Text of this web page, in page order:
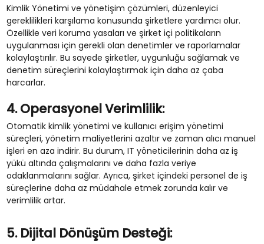
Kimlik Yönetimi ve yönetişim çözümleri, düzenleyici
gereklilikleri karşılama konusunda şirketlere yardımcı olur.
Özellikle veri koruma yasaları ve şirket içi politikaların
uygulanması için gerekli olan denetimler ve raporlamalar
kolaylaştırılır. Bu sayede şirketler, uygunluğu sağlamak ve
denetim süreçlerini kolaylaştırmak için daha az çaba
harcarlar.
4. Operasyonel Verimlilik:
Otomatik kimlik yönetimi ve kullanıcı erişim yönetimi
süreçleri, yönetim maliyetlerini azaltır ve zaman alıcı manuel
işleri en aza indirir. Bu durum, IT yöneticilerinin daha az iş
yükü altında çalışmalarını ve daha fazla veriye
odaklanmalarını sağlar. Ayrıca, şirket içindeki personel de iş
süreçlerine daha az müdahale etmek zorunda kalır ve
verimlilik artar.
5. Dijital Dönüşüm Desteği: